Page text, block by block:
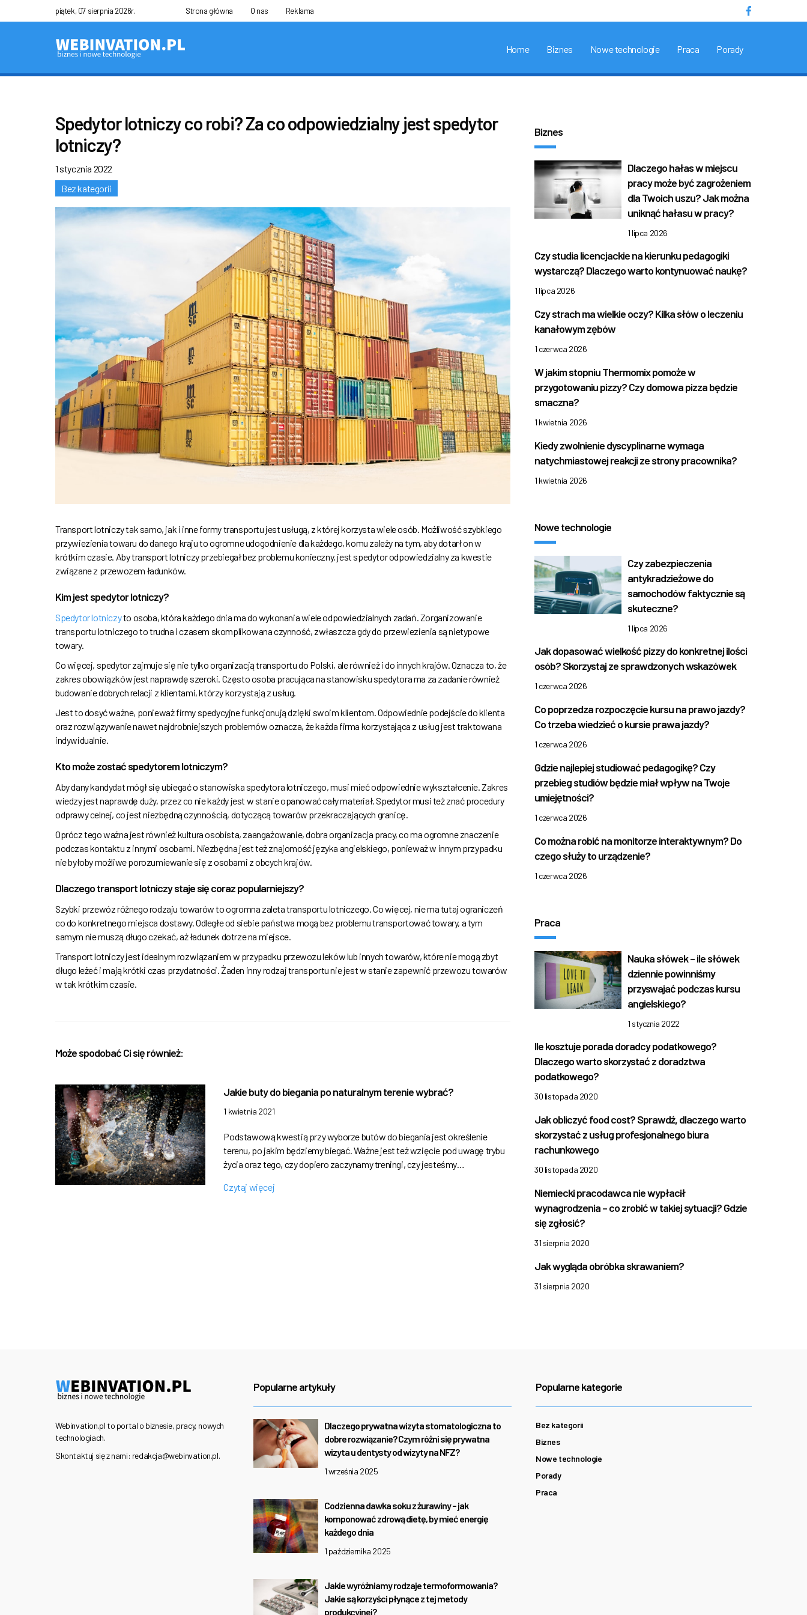
piątek, 07 sierpnia 2026r. Strona główna O nas Reklama
Home Biznes Nowe technologie Praca Porady
Spedytor lotniczy co robi? Za co odpowiedzialny jest spedytor
lotniczy?
1 stycznia 2022
Bez kategorii
Transport lotniczy tak samo, jak i inne formy transportu jest usługą, z której korzysta wiele osób. Możliwość szybkiego
przywiezienia towaru do danego kraju to ogromne udogodnienie dla każdego, komu zależy na tym, aby dotarł on w
krótkim czasie. Aby transport lotniczy przebiegał bez problemu konieczny, jest spedytor odpowiedzialny za kwestie
związane z przewozem ładunków.
Kim jest spedytor lotniczy?
Spedytor lotniczyto osoba, która każdego dnia ma do wykonania wiele odpowiedzialnych zadań. Zorganizowanie
transportu lotniczego to trudna i czasem skomplikowana czynność, zwłaszcza gdy do przewiezienia są nietypowe
towary.
Co więcej, spedytor zajmuje się nie tylko organizacją transportu do Polski, ale również i do innych krajów. Oznacza to, że
zakres obowiązków jest naprawdę szeroki. Często osoba pracująca na stanowisku spedytora ma za zadanie również
budowanie dobrych relacji z klientami, którzy korzystają z usług.
Jest to dosyć ważne, ponieważ firmy spedycyjne funkcjonują dzięki swoim klientom. Odpowiednie podejście do klienta
oraz rozwiązywanie nawet najdrobniejszych problemów oznacza, że każda firma korzystająca z usług jest traktowana
indywidualnie.
Kto może zostać spedytorem lotniczym?
Aby dany kandydat mógł się ubiegać o stanowiska spedytora lotniczego, musi mieć odpowiednie wykształcenie. Zakres
wiedzy jest naprawdę duży, przez co nie każdy jest w stanie opanować cały materiał. Spedytor musi też znać procedury
odprawy celnej, co jest niezbędną czynnością, dotyczącą towarów przekraczających granicę.
Oprócz tego ważna jest również kultura osobista, zaangażowanie, dobra organizacja pracy, co ma ogromne znaczenie
podczas kontaktu z innymi osobami. Niezbędna jest też znajomość języka angielskiego, ponieważ w innym przypadku
nie byłoby możliwe porozumiewanie się z osobami z obcych krajów.
Dlaczego transport lotniczy staje się coraz popularniejszy?
Szybki przewóz różnego rodzaju towarów to ogromna zaleta transportu lotniczego. Co więcej, nie ma tutaj ograniczeń
co do konkretnego miejsca dostawy. Odległe od siebie państwa mogą bez problemu transportować towary, a tym
samym nie muszą długo czekać, aż ładunek dotrze na miejsce.
Transport lotniczy jest idealnym rozwiązaniem w przypadku przewozu leków lub innych towarów, które nie mogą zbyt
długo leżeć i mają krótki czas przydatności. Żaden inny rodzaj transportu nie jest w stanie zapewnić przewozu towarów
w tak krótkim czasie.
Może spodobać Ci się również:
Jakie buty do biegania po naturalnym terenie wybrać?
1 kwietnia 2021
Podstawową kwestią przy wyborze butów do biegania jest określenie
terenu, po jakim będziemy biegać. Ważne jest też wzięcie pod uwagę trybu
życia oraz tego, czy dopiero zaczynamy treningi, czy jesteśmy…
Czytaj więcej
Biznes
Dlaczego hałas w miejscu
pracy może być zagrożeniem
dla Twoich uszu? Jak można
uniknąć hałasu w pracy?
1 lipca 2026
Czy studia licencjackie na kierunku pedagogiki
wystarczą? Dlaczego warto kontynuować naukę?
1 lipca 2026
Czy strach ma wielkie oczy? Kilka słów o leczeniu
kanałowym zębów
1 czerwca 2026
W jakim stopniu Thermomix pomoże w
przygotowaniu pizzy? Czy domowa pizza będzie
smaczna?
1 kwietnia 2026
Kiedy zwolnienie dyscyplinarne wymaga
natychmiastowej reakcji ze strony pracownika?
1 kwietnia 2026
Nowe technologie
Czy zabezpieczenia
antykradzieżowe do
samochodów faktycznie są
skuteczne?
1 lipca 2026
Jak dopasować wielkość pizzy do konkretnej ilości
osób? Skorzystaj ze sprawdzonych wskazówek
1 czerwca 2026
Co poprzedza rozpoczęcie kursu na prawo jazdy?
Co trzeba wiedzieć o kursie prawa jazdy?
1 czerwca 2026
Gdzie najlepiej studiować pedagogikę? Czy
przebieg studiów będzie miał wpływ na Twoje
umiejętności?
1 czerwca 2026
Co można robić na monitorze interaktywnym? Do
czego służy to urządzenie?
1 czerwca 2026
Praca
Nauka słówek – ile słówek
dziennie powinniśmy
przyswajać podczas kursu
angielskiego?
1 stycznia 2022
Ile kosztuje porada doradcy podatkowego?
Dlaczego warto skorzystać z doradztwa
podatkowego?
30 listopada 2020
Jak obliczyć food cost? Sprawdź, dlaczego warto
skorzystać z usług profesjonalnego biura
rachunkowego
30 listopada 2020
Niemiecki pracodawca nie wypłacił
wynagrodzenia – co zrobić w takiej sytuacji? Gdzie
się zgłosić?
31 sierpnia 2020
Jak wygląda obróbka skrawaniem?
31 sierpnia 2020
Webinvation.pl to portal o biznesie, pracy, nowych
technologiach.
Skontaktuj się z nami: redakcja@webinvation.pl.
Popularne artykuły
Dlaczego prywatna wizyta stomatologiczna to
dobre rozwiązanie? Czym różni się prywatna
wizyta u dentysty od wizyty na NFZ?
1 września 2025
Codzienna dawka soku z żurawiny – jak
komponować zdrową dietę, by mieć energię
każdego dnia
1 października 2025
Jakie wyróżniamy rodzaje termoformowania?
Jakie są korzyści płynące z tej metody
produkcyjnej?
Popularne kategorie
Bez kategorii
Biznes
Nowe technologie
Porady
Praca